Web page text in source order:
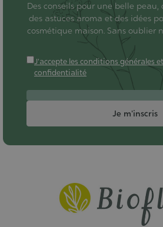
Des conseils pour une belle peau,
des astuces aroma et des idées
cosmétique maison. Sans oublier
J'accepte les conditions générales
confidentialité
Je m'inscris